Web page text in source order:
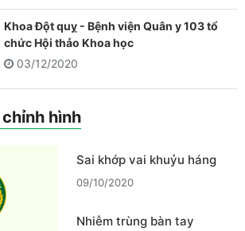
Khoa Đột quỵ - Bệnh viện Quân y 103 tổ
chức Hội thảo Khoa học
03/12/2020
hình
Sai khớp vai khuỷu háng
09/10/2020
Nhiễm trùng bàn tay